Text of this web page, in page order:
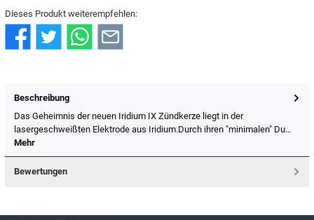
Dieses Produkt weiterempfehlen:
Beschreibung
Das Geheimnis der neuen Iridium IX Zündkerze liegt in der
lasergeschweißten Elektrode aus Iridium.Durch ihren "minimalen" Du…
Mehr
Bewertungen